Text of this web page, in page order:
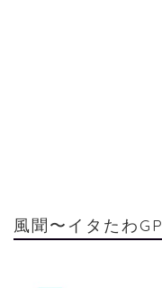
風聞〜イタたわGP